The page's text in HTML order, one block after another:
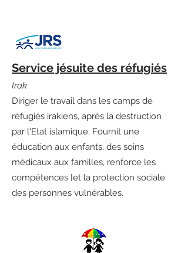
Service jésuite des réfugiés
Irak
Diriger le travail dans les camps de
réfugiés irakiens, après la destruction
par l'Etat islamique. Fournit une
éducation aux enfants, des soins
médicaux aux familles, renforce les
compétences [et la protection sociale
des personnes vulnérables.